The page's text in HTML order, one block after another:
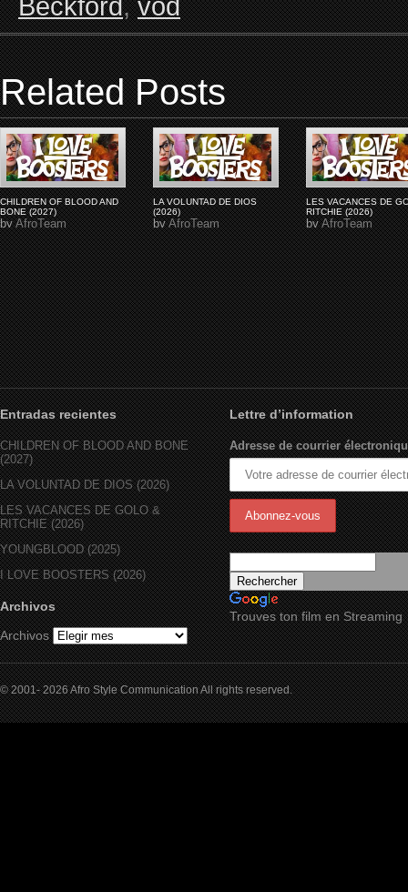
Related Posts
CHILDREN OF BLOOD AND
BONE (2027)
byAfroTeam
LA VOLUNTAD DE DIOS
(2026)
byAfroTeam
LES VACANCES DE
RITCHIE (2026)
byAfroTeam
Entradas recientes
CHILDREN OF BLOOD AND BONE
(2027)
LA VOLUNTAD DE DIOS (2026)
LES VACANCES DE GOLO &
RITCHIE (2026)
YOUNGBLOOD (2025)
I LOVE BOOSTERS (2026)
Archivos
Archivos
Lettre d’information
Adresse de courrier
Trouves ton film en Streaming
© 2001- 2026 Afro Style Communication All rights reserved.